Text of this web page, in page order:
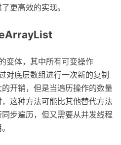
更高效的实现。
变体，其中所有可变操作
对底层数组进行一次新的复制
开销，但是当遍历操作的数量
这种方法可能比其他替代方法
步遍历，但又需要从并发线程